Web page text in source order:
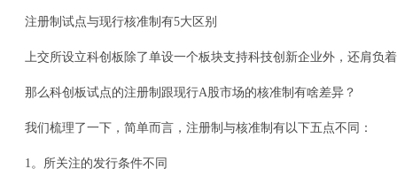
注册制试点与现行核准制有5大区别
上交所设立科创板除了单设一个板块支持科技创新企业外，还肩负
那么科创板试点的注册制跟现行A股市场的核准制有啥差异？
我们梳理了一下，简单而言，注册制与核准制有以下五点不同：
1。所关注的发行条件不同